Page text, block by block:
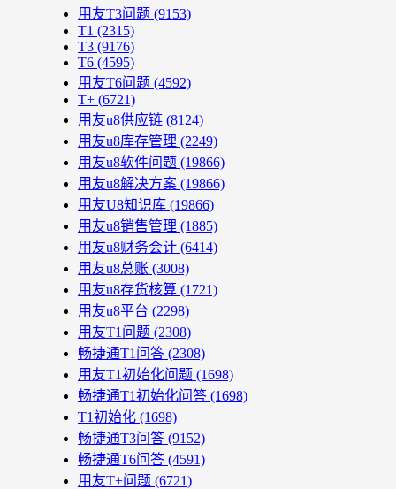
用友T3问题 (9153)
T1 (2315)
T3 (9176)
T6 (4595)
用友T6问题 (4592)
T+ (6721)
用友u8供应链 (8124)
用友u8库存管理 (2249)
用友u8软件问题 (19866)
用友u8解决方案 (19866)
用友U8知识库 (19866)
用友u8销售管理 (1885)
用友u8财务会计 (6414)
用友u8总账 (3008)
用友u8存货核算 (1721)
用友u8平台 (2298)
用友T1问题 (2308)
畅捷通T1问答 (2308)
用友T1初始化问题 (1698)
畅捷通T1初始化问答 (1698)
T1初始化 (1698)
畅捷通T3问答 (9152)
畅捷通T6问答 (4591)
用友T+问题 (6721)